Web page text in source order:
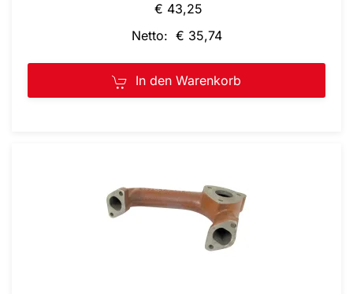
€ 43,25
Netto: € 35,74
In den Warenkorb